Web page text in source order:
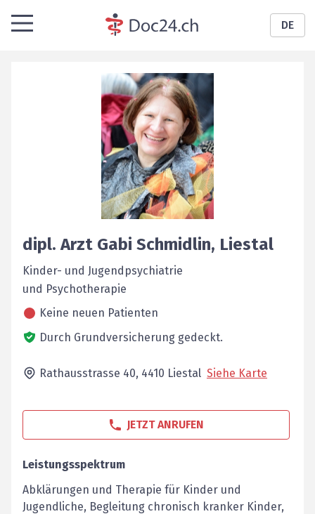
DE
dipl. Arzt Gabi Schmidlin, Liestal
Kinder- und Jugendpsychiatrie
und Psychotherapie
Keine neuen Patienten
Durch Grundversicherung gedeckt.
Rathausstrasse 40, 4410 Liestal Siehe Karte
JETZT ANRUFEN
Leistungsspektrum
Abklärungen und Therapie für Kinder und
Jugendliche, Begleitung chronisch kranker Kinder,